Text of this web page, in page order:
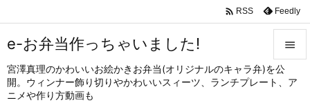
e-お弁当作っちゃいました!
宮澤真理のかわいいお絵かきお弁当(オリジナルのキャラ弁)を公
開。ウィンナー飾り切りやかわいいスィーツ、ランチプレート、ア
ニメや作り方動画も


メニュ
 RSS Feedly